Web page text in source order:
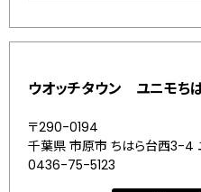
ウオッチタウン ユニモち
〒290-0194
千葉県 市原市 ちはら台西3-4
0436-75-5123